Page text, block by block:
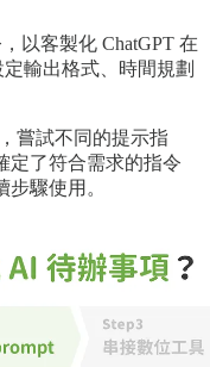
以客製化 ChatGPT 在
輸出格式、時間規劃
嘗試不同的提示指
定了符合需求的指令
驟使用。